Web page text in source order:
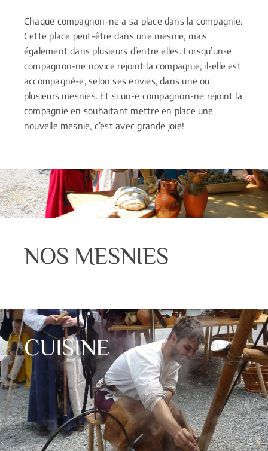
Chaque compagnon-ne a sa place dans la compagnie.
Cette place peut-être dans une mesnie, mais
également dans plusieurs d’entre elles. Lorsqu’un-e
compagnon-ne novice rejoint la compagnie, il-elle est
accompagné-e, selon ses envies, dans une ou
plusieurs mesnies. Et si un-e compagnon-ne rejoint la
compagnie en souhaitant mettre en place une
nouvelle mesnie, c’est avec grande joie!
NOS MESNIES
CUISINE